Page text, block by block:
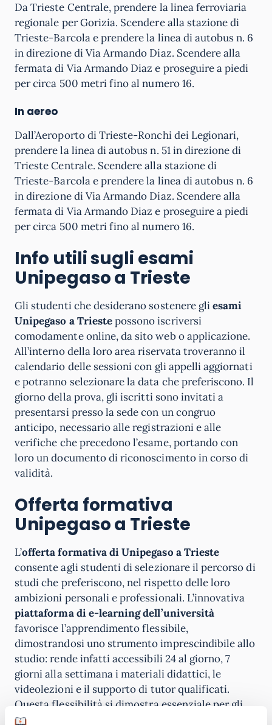
Da Trieste Centrale, prendere la linea ferroviaria
regionale per Gorizia. Scendere alla stazione di
Trieste-Barcola e prendere la linea di autobus n. 6
in direzione di Via Armando Diaz. Scendere alla
fermata di Via Armando Diaz e proseguire a piedi
per circa 500 metri fino al numero 16.
In aereo
Dall’Aeroporto di Trieste-Ronchi dei Legionari,
prendere la linea di autobus n. 51 in direzione di
Trieste Centrale. Scendere alla stazione di
Trieste-Barcola e prendere la linea di autobus n. 6
in direzione di Via Armando Diaz. Scendere alla
fermata di Via Armando Diaz e proseguire a piedi
per circa 500 metri fino al numero 16.
Info utili sugli esami
Unipegaso a Trieste
Gli studenti che desiderano sostenere gliesami
Unipegaso a Triestepossono iscriversi
comodamente online, da sito web o applicazione.
All’interno della loro area riservata troveranno il
calendario delle sessioni con gli appelli aggiornati
e potranno selezionare la data che preferiscono. Il
giorno della prova, gli iscritti sono invitati a
presentarsi presso la sede con un congruo
anticipo, necessario alle registrazioni e alle
verifiche che precedono l’esame, portando con
loro un documento di riconoscimento in corso di
validità.
Offerta formativa
Unipegaso a Trieste
L’offerta formativa di Unipegaso a Trieste
consente agli studenti di selezionare il percorso di
studi che preferiscono, nel rispetto delle loro
ambizioni personali e professionali. L’innovativa
piattaforma di e-learning dell’università
favorisce l’apprendimento flessibile,
dimostrandosi uno strumento imprescindibile allo
studio: rende infatti accessibili 24 al giorno, 7
giorni alla settimana i materiali didattici, le
videolezioni e il supporto di tutor qualificati.
Questa flessibilità si dimostra essenziale per gli
studenti che devono suddividere il loro tempo tra